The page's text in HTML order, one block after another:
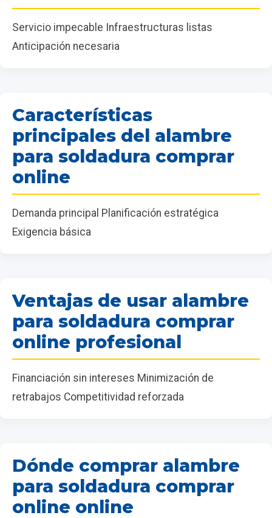
Servicio impecable Infraestructuras listas
Anticipación necesaria
Características
principales del alambre
para soldadura comprar
online
Demanda principal Planificación estratégica
Exigencia básica
Ventajas de usar alambre
para soldadura comprar
online profesional
Financiación sin intereses Minimización de
retrabajos Competitividad reforzada
Dónde comprar alambre
para soldadura comprar
online online